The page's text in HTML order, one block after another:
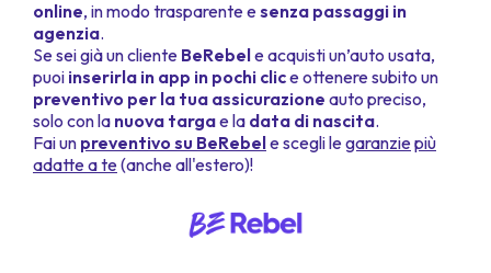
online, in modo trasparente esenza passaggi in
agenzia.
Se sei già un cliente BeRebele acquisti un’auto usata,
puoi inserirla in app in pochi clice ottenere subito un
preventivo per la tua assicurazione auto preciso,
solo con la nuova targae la data di nascita.
Fai un preventivo su BeRebele scegli legaranziepiù
adatte a te(anche all'estero)!